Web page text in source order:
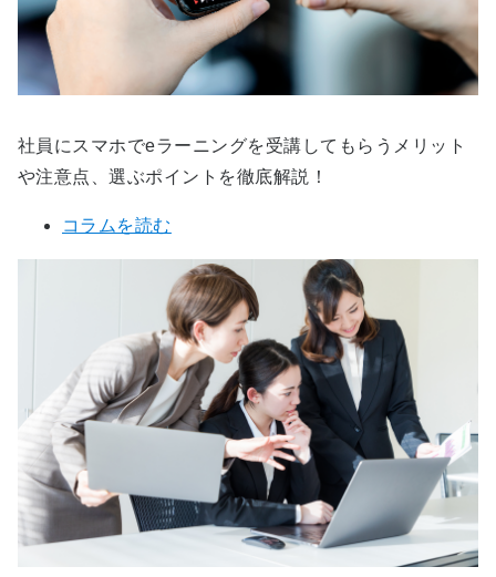
社員にスマホでeラーニングを受講してもらうメリット
や注意点、選ぶポイントを徹底解説！
コラムを読む